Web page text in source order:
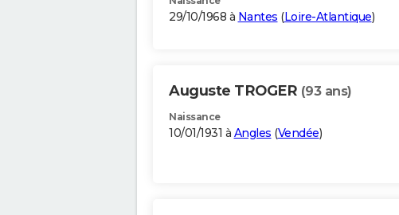
29/10/1968 à Nantes (Loire-Atlantique)
Auguste TROGER (93 ans)
Naissance
10/01/1931 à Angles (Vendée)